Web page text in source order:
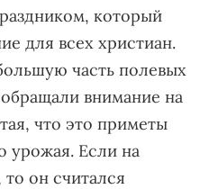
который
для всех христиан.
часть полевых
внимание на
что это приметы
урожая. Если на
он считался